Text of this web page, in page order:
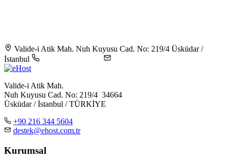
Valide-i Atik Mah. Nuh Kuyusu Cad. No: 219/4 Üsküdar /
İstanbul
Valide-i Atik Mah.
Nuh Kuyusu Cad. No: 219/4 34664
Üsküdar / İstanbul / TÜRKİYE
+90 216 344 5604
destek@ehost.com.tr
Kurumsal